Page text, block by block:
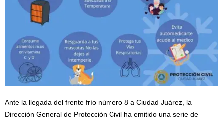
Ante la llegada del frente frío número 8 a Ciudad Juárez, la
Dirección General de Protección Civil ha emitido una serie de